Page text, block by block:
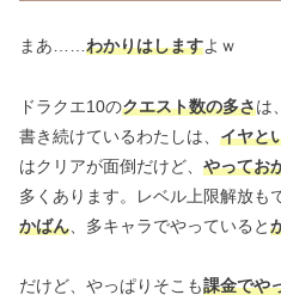
まあ……わかりはしますよｗ
ドラクエ10のクエスト数の多さは
書き続けているわたしは、 イヤと
はクリアが面倒だけど、 やってお
多くあります。レベル上限解放も
かばん 、多キャラでやっていると
だけど、やっぱりそこも課金でや